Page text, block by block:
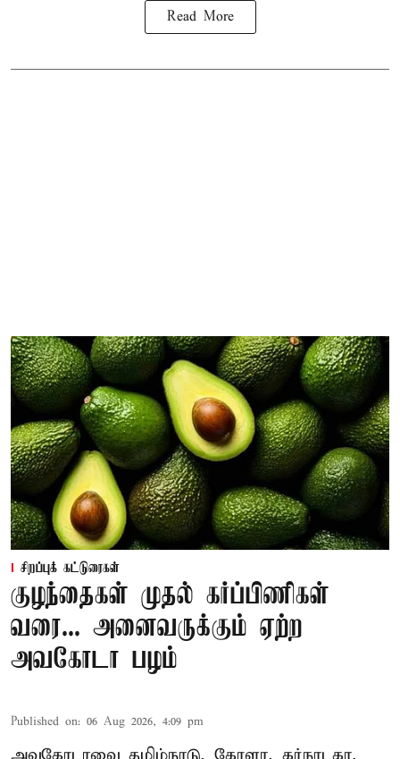
Read More
சிறப்புக் கட்டுரைகள்
குழந்தைகள் முதல் கர்ப்பிணிகள்
வரை... அனைவருக்கும் ஏற்ற
அவகோடா பழம்
Published on: 06 Aug 2026, 4:09 pm
அவகோடாவை தமிழ்நாடு, கேரளா, கர்நாடகா,